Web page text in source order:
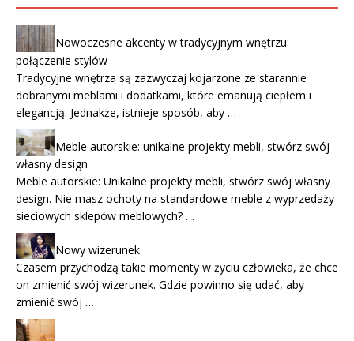
Nowoczesne akcenty w tradycyjnym wnętrzu:
połączenie stylów
Tradycyjne wnętrza są zazwyczaj kojarzone ze starannie
dobranymi meblami i dodatkami, które emanują ciepłem i
elegancją. Jednakże, istnieje sposób, aby …
Meble autorskie: unikalne projekty mebli, stwórz swój
własny design
Meble autorskie: Unikalne projekty mebli, stwórz swój własny
design. Nie masz ochoty na standardowe meble z wyprzedaży
sieciowych sklepów meblowych? …
Nowy wizerunek
Czasem przychodzą takie momenty w życiu człowieka, że chce
on zmienić swój wizerunek. Gdzie powinno się udać, aby
zmienić swój …